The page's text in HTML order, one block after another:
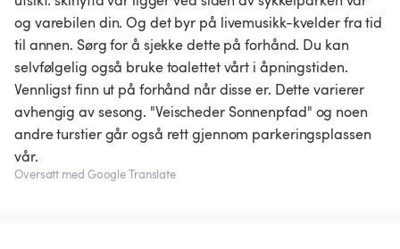
og varebilen din. Og det byr på livemusikk-kvelder fra tid
til annen. Sørg for å sjekke dette på forhånd. Du kan
selvfølgelig også bruke toalettet vårt i åpningstiden.
Vennligst finn ut på forhånd når disse er. Dette varierer
avhengig av sesong. "Veischeder Sonnenpfad" og noen
andre turstier går også rett gjennom parkeringsplassen
vår.
Oversatt med Google Translate